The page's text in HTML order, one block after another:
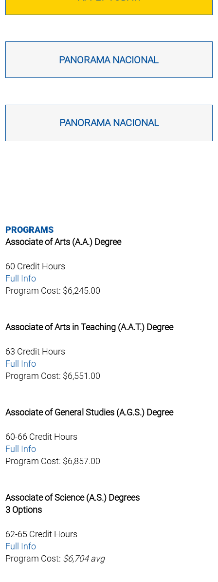
PANORAMA NACIONAL
PANORAMA NACIONAL
PROGRAMS
Associate of Arts (A.A.) Degree
60 Credit Hours
Full Info
Program Cost: $6,245.00
Associate of Arts in Teaching (A.A.T.) Degree
63 Credit Hours
Full Info
Program Cost: $6,551.00
Associate of General Studies (A.G.S.) Degree
60-66 Credit Hours
Full Info
Program Cost: $6,857.00
Associate of Science (A.S.) Degrees
3 Options
62-65 Credit Hours
Full Info
Program Cost: $6,704 avg